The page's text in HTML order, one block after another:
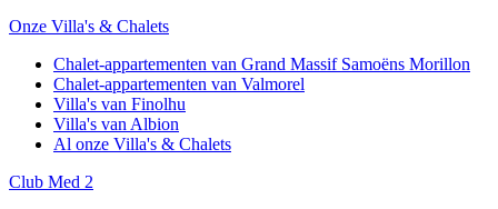
Onze Villa's & Chalets
Chalet-appartementen van Grand Massif Samoëns Morillon
Chalet-appartementen van Valmorel
Villa's van Finolhu
Villa's van Albion
Al onze Villa's & Chalets
Club Med 2